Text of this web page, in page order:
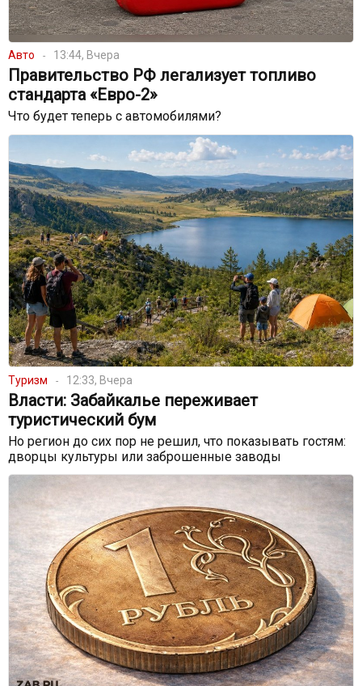
Авто 13:44, Вчера
Правительство РФ легализует топливо
стандарта «Евро-2»
Что будет теперь с автомобилями?
Туризм 12:33, Вчера
Власти: Забайкалье переживает
туристический бум
Но регион до сих пор не решил, что показывать гостям:
дворцы культуры или заброшенные заводы